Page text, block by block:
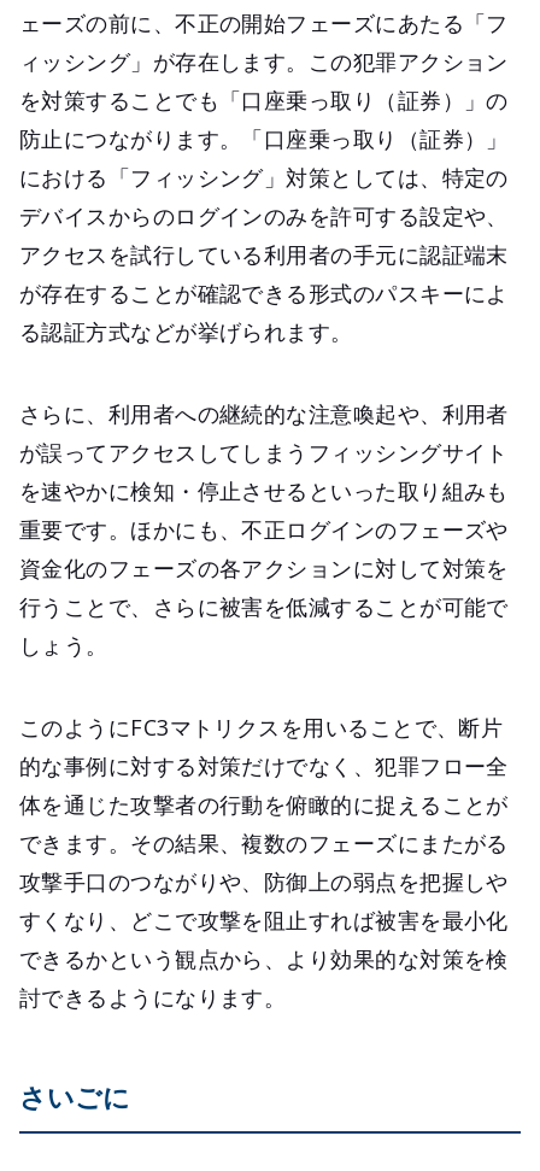
ェーズの前に、不正の開始フェーズにあたる「フ
ィッシング」が存在します。この犯罪アクション
を対策することでも「口座乗っ取り（証券）」の
防止につながります。「口座乗っ取り（証券）」
における「フィッシング」対策としては、特定の
デバイスからのログインのみを許可する設定や、
アクセスを試行している利用者の手元に認証端末
が存在することが確認できる形式のパスキーによ
る認証方式などが挙げられます。
さらに、利用者への継続的な注意喚起や、利用者
が誤ってアクセスしてしまうフィッシングサイト
を速やかに検知・停止させるといった取り組みも
重要です。ほかにも、不正ログインのフェーズや
資金化のフェーズの各アクションに対して対策を
行うことで、さらに被害を低減することが可能で
しょう。
このようにFC3マトリクスを用いることで、断片
的な事例に対する対策だけでなく、犯罪フロー全
体を通じた攻撃者の行動を俯瞰的に捉えることが
できます。その結果、複数のフェーズにまたがる
攻撃手口のつながりや、防御上の弱点を把握しや
すくなり、どこで攻撃を阻止すれば被害を最小化
できるかという観点から、より効果的な対策を検
討できるようになります。
さいごに